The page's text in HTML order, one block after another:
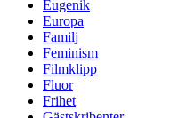
Eugenik
Europa
Familj
Feminism
Filmklipp
Fluor
Frihet